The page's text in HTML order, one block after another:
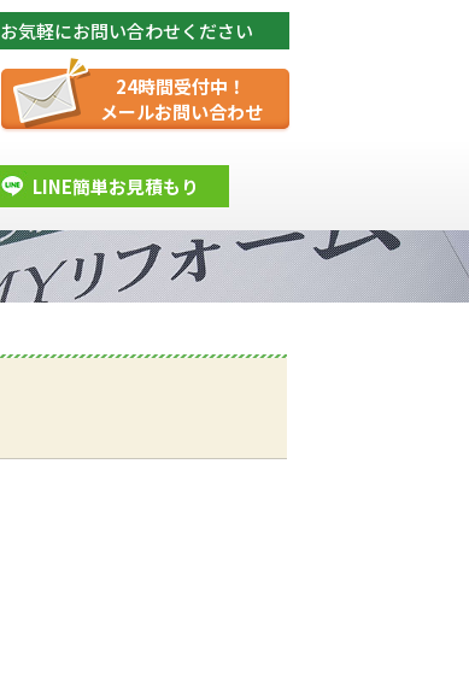
お気軽にお問い合わせください
24時間受付中！
メールお問い合わせ
LINE簡単お見積もり